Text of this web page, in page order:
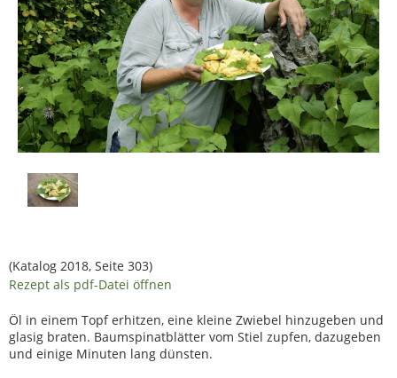
(Katalog 2018, Seite 303)
Rezept als pdf-Datei öffnen
Öl in einem Topf erhitzen, eine kleine Zwiebel hinzugeben und
glasig braten. Baumspinatblätter vom Stiel zupfen, dazugeben
und einige Minuten lang dünsten.